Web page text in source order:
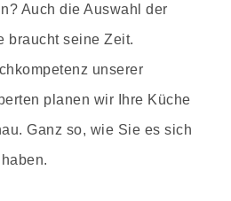
Auch die Auswahl der
braucht seine Zeit.
unserer
planen wir Ihre Küche
Ganz so, wie Sie es sich